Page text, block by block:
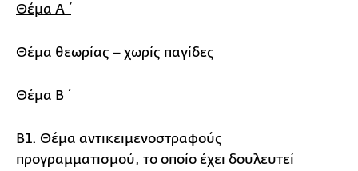
Θέμα Α΄
Θέμα θεωρίας – χωρίς παγίδες
Θέμα Β΄
Β1. Θέμα αντικειμενοστραφούς
προγραμματισμού, το οποίο έχει δουλευτεί